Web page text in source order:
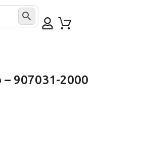
– 907031-2000